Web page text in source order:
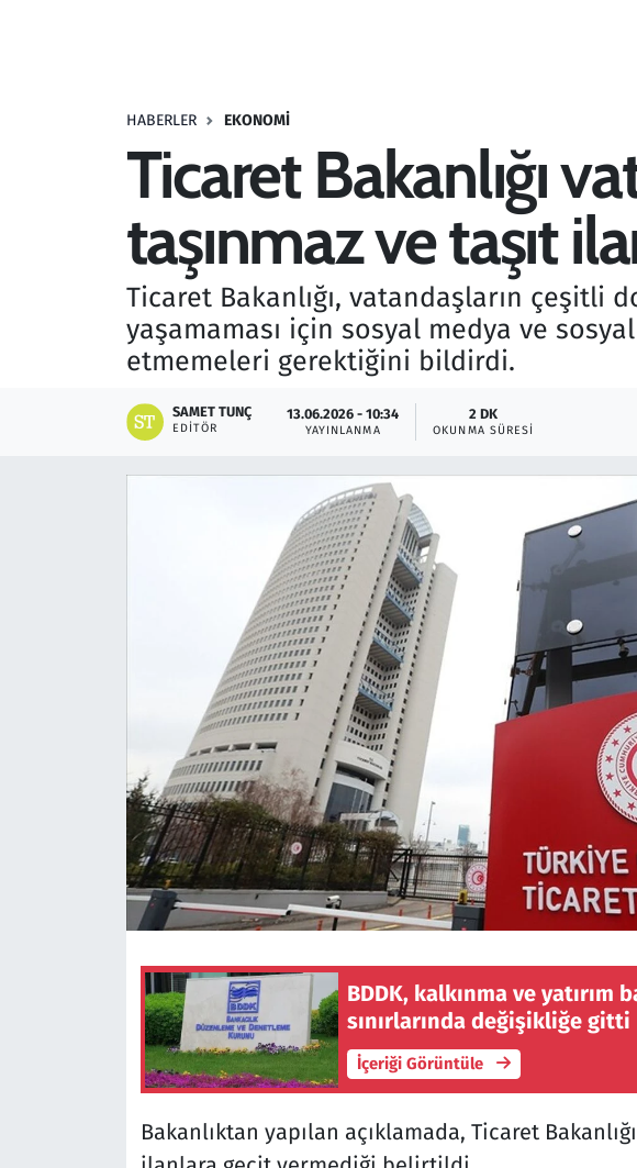
HABERLER EKONOMI
Ticaret Bakanlığı
taşınmaz ve taşıt
Ticaret Bakanlığı, vatandaşların çeşitli
yaşamaması için sosyal medya ve
etmemeleri gerektiğini bildirdi.
SAMET TUNÇ
EDITÖR
13.06.2026 - 10:34
YAYINLANMA
2 DK
OKUNMA SÜRESI
BDDK, kalkınma ve yatırım
sınırlarında değişikliğe gitti
İçeriği Görüntüle
Bakanlıktan yapılan açıklamada, Ticaret
Savunma Sanayi
Televizyon